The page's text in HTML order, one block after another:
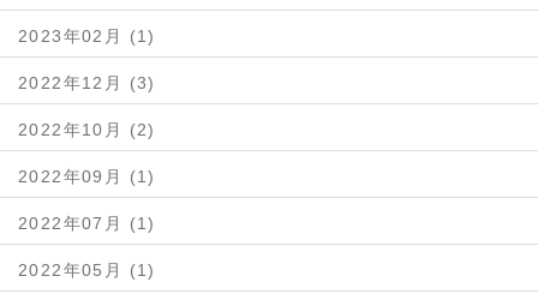
2023年02月 (1)
2022年12月 (3)
2022年10月 (2)
2022年09月 (1)
2022年07月 (1)
2022年05月 (1)